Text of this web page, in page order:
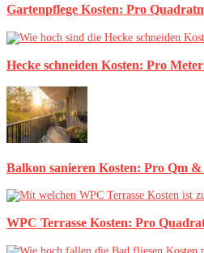
Gartenpflege Kosten: Pro
Hecke schneiden Kosten: Pro
Balkon sanieren Kosten: Pro Qm
WPC Terrasse Kosten: Pro